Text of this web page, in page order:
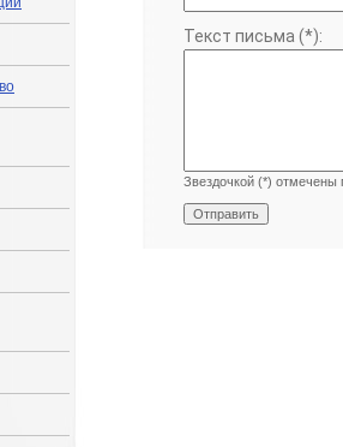
Текст письма (*):
Звездочкой (*) отмечены